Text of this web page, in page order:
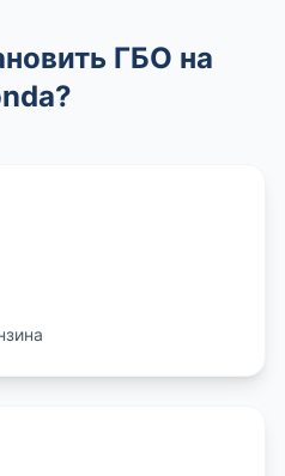
ГБО на